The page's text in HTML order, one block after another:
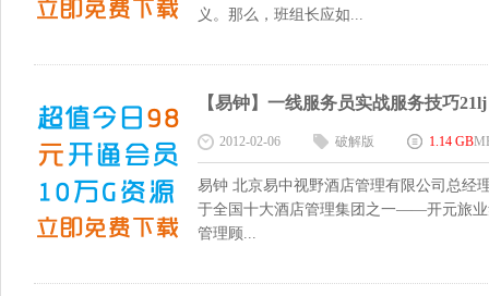
义。那么，班组长应如...
【易钟】一线服务员实战服务技巧21lj
2012-02-06 破解版 1.14 GB
易钟 北京易中视野酒店管理有限公司总经
于全国十大酒店管理集团之一——开元旅业
管理顾...